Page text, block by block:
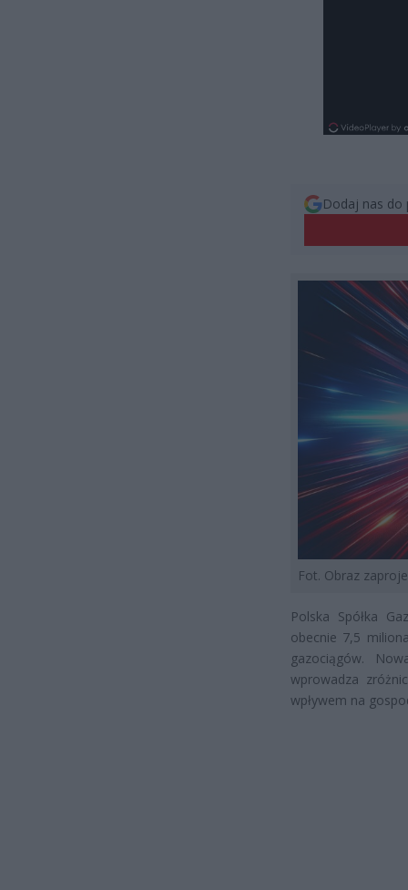
Dodaj nas do
Fot. Obraz
Polska Spółka
obecnie 7,5
gazociągów.
wprowadza
wpływem na